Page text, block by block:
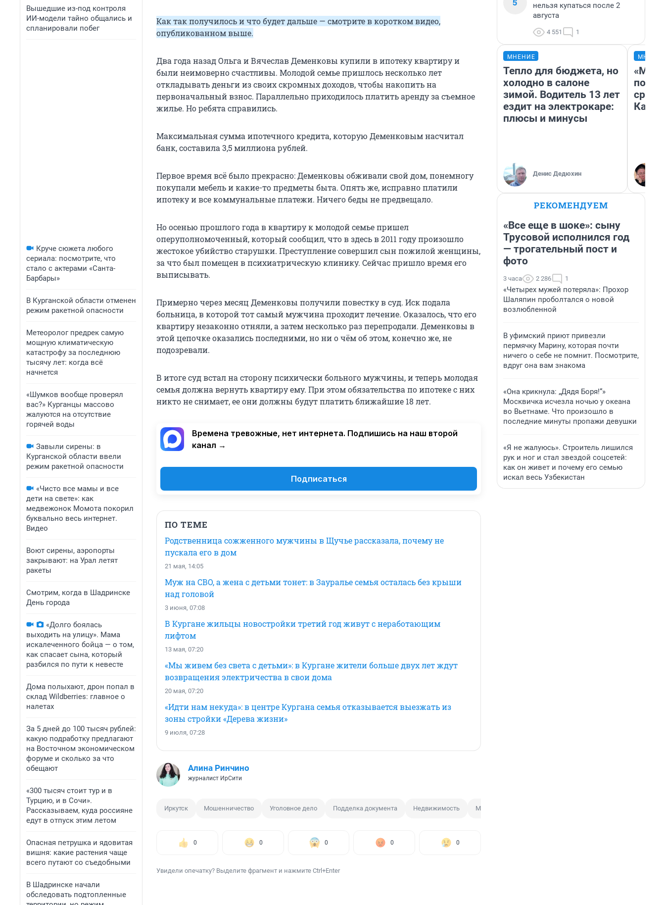
Вышедшие из-под контроля
ИИ-модели тайно общались и
спланировали побег
Круче сюжета любого
сериала: посмотрите, что
стало с актерами «Санта-
Барбары»
В Курганской области отменен
режим ракетной опасности
Метеоролог предрек самую
мощную климатическую
катастрофу за последнюю
тысячу лет: когда всё
начнется
«Шумков вообще проверял
вас?» Курганцы массово
жалуются на отсутствие
горячей воды
Завыли сирены: в
Курганской области ввели
режим ракетной опасности
«Чисто все мамы и все
дети на свете»: как
медвежонок Момота покорил
буквально весь интернет.
Видео
Воют сирены, аэропорты
закрывают: на Урал летят
ракеты
Смотрим, когда в Шадринске
День города
«Долго боялась
выходить на улицу». Мама
искалеченного бойца — о том,
как спасает сына, который
разбился по пути к невесте
Дома полыхают, дрон попал в
склад Wildberries: главное о
налетах
За 5 дней до 100 тысяч рублей:
какую подработку предлагают
на Восточном экономическом
форуме и сколько за что
обещают
«300 тысяч стоит тур и в
Турцию, и в Сочи».
Рассказываем, куда россияне
едут в отпуск этим летом
Опасная петрушка и ядовитая
вишня: какие растения чаще
всего путают со съедобными
В Шадринске начали
обследовать подтопленные
Как так получилось и что будет дальше — смотрите в коротком видео,
опубликованном выше.
Два года назад Ольга и Вячеслав Деменковы купили в ипотеку квартиру и
были неимоверно счастливы. Молодой семье пришлось несколько лет
откладывать деньги из своих скромных доходов, чтобы накопить на
первоначальный взнос. Параллельно приходилось платить аренду за съемное
жилье. Но ребята справились.
Максимальная сумма ипотечного кредита, которую Деменковым насчитал
банк, составила 3,5 миллиона рублей.
Первое время всё было прекрасно: Деменковы обживали свой дом, понемногу
покупали мебель и какие-то предметы быта. Опять же, исправно платили
ипотеку и все коммунальные платежи. Ничего беды не предвещало.
Но осенью прошлого года в квартиру к молодой семье пришел
оперуполномоченный, который сообщил, что в здесь в 2011 году произошло
жестокое убийство старушки. Преступление совершил сын пожилой женщины,
за что был помещен в психиатрическую клинику. Сейчас пришло время его
выписывать.
Примерно через месяц Деменковы получили повестку в суд. Иск подала
больница, в которой тот самый мужчина проходит лечение. Оказалось, что его
квартиру незаконно отняли, а затем несколько раз перепродали. Деменковы в
этой цепочке оказались последними, но ни о чём об этом, конечно же, не
подозревали.
В итоге суд встал на сторону психически больного мужчины, и теперь молодая
семья должна вернуть квартиру ему. При этом обязательства по ипотеке с них
никто не снимает, ее они должны будут платить ближайшие 18 лет.
Времена тревожные, нет интернета. Подпишись на наш второй
канал →
Подписаться
ПО ТЕМЕ
Родственница сожженного мужчины в Щучье рассказала, почему не
пускала его в дом
21 мая, 14:05
Муж на СВО, а жена с детьми тонет: в Зауралье семья осталась без крыши
над головой
3 июня, 07:08
В Кургане жильцы новостройки третий год живут с неработающим
лифтом
13 мая, 07:20
«Мы живем без света с детьми»: в Кургане жители больше двух лет ждут
возвращения электричества в свои дома
20 мая, 07:20
«Идти нам некуда»: в центре Кургана семья отказывается выезжать из
зоны стройки «Дерева жизни»
9 июля, 07:28
Алина Ринчино
журналист ИрСити
Иркутск Мошенничество Уголовное дело Подделка документа Недвижимость Мошенничество с недвижимостью
0 0 0 0 0
Увидели опечатку? Выделите фрагмент и нажмите Ctrl+Enter
нельзя купаться после 2
августа
4 551 1
МНЕНИЕ
Тепло для бюджета, но
холодно в салоне
зимой. Водитель 13 лет
ездит на электрокаре:
плюсы и минусы
Денис Дедюхин
РЕКОМЕНДУЕМ
«Все еще в шоке»: сыну
Трусовой исполнился год
— трогательный пост и
фото
3 часа 2 286 1
«Четырех мужей потеряла»: Прохор
Шаляпин проболтался о новой
возлюбленной
В уфимский приют привезли
пермячку Марину, которая почти
ничего о себе не помнит. Посмотрите,
вдруг она вам знакома
«Она крикнула: „Дядя Боря!“»
Москвичка исчезла ночью у океана
во Вьетнаме. Что произошло в
последние минуты пропажи девушки
«Я не жалуюсь». Строитель лишился
рук и ног и стал звездой соцсетей:
как он живет и почему его семью
искал весь Узбекистан